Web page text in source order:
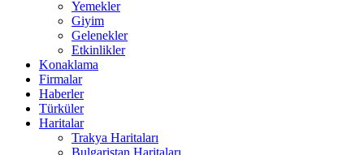
Yemekler
Giyim
Gelenekler
Etkinlikler
Konaklama
Firmalar
Haberler
Türküler
Haritalar
Trakya Haritaları
Bulgaristan Haritaları